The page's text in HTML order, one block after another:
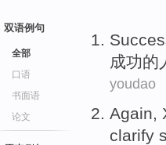
双语例句
全部
口语
书面语
论文
成功的
youdao
Again,
clarify